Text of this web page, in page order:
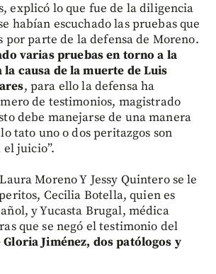
explicó lo que fue de la diligencia
habían escuchado las pruebas que
por parte de la defensa de Moreno.
varias pruebas en torno a la
causa de la muerte de Luis
, para ello la defensa ha
de testimonios, magistrado
debe manejarse de una manera
tato uno o dos peritazgos son
juicio”.
Moreno Y Jessy Quintero se le
Cecilia Botella, quien es
y Yucasta Brugal, médica
que se negó el testimonio del
Jiménez, dos patólogos y